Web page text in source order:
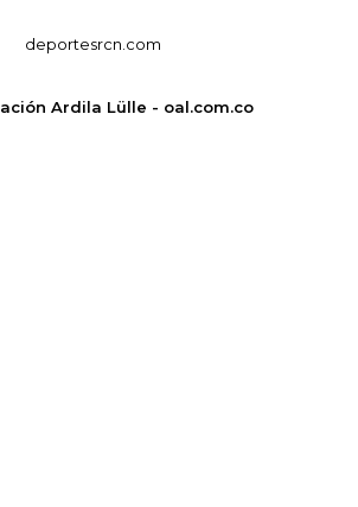
deportesrcn.com
Ardila Lülle - oal.com.co